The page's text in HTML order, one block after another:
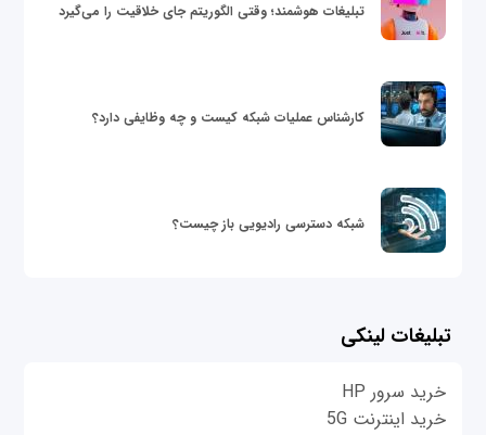
تبلیغات هوشمند؛ وقتی الگوریتم جای خلاقیت را می‌گیرد
کارشناس عملیات شبکه کیست و چه وظایفی دارد؟
شبکه دسترسی رادیویی باز چیست؟
تبلیغات لینکی
خرید سرور HP
خرید اینترنت 5G